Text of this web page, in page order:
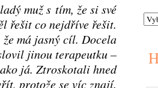
muž s tím, že si své
řešit co nejdříve řešit.
má jasný cíl. Docela
jinou terapeutku –
já. Ztroskotali hned
protože se víc znají.